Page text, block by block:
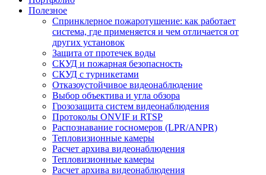
Полезное
Спринклерное пожаротушение: как работает
система, где применяется и чем отличается от
других установок
Защита от протечек воды
СКУД и пожарная безопасность
СКУД с турникетами
Отказоустойчивое видеонаблюдение
Выбор объектива и угла обзора
Грозозащита систем видеонаблюдения
Протоколы ONVIF и RTSP
Распознавание госномеров (LPR/ANPR)
Тепловизионные камеры
Расчет архива видеонаблюдения
Тепловизионные камеры
Расчет архива видеонаблюдения